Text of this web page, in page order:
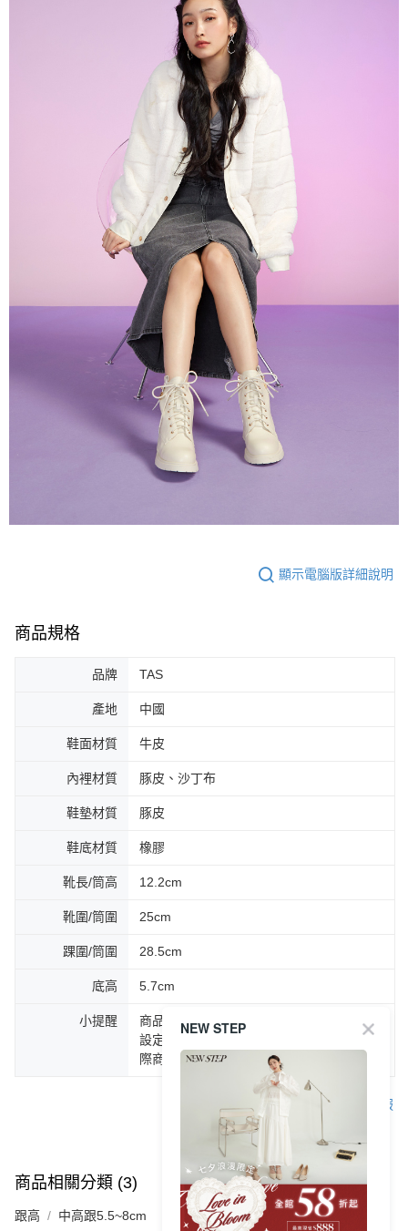
顯示電腦版詳細說明
商品規格
品牌 TAS
產地 中國
鞋面材質 牛皮
內裡材質 豚皮、沙丁布
鞋墊材質 豚皮
鞋底材質 橡膠
靴長/筒高 12.2cm
靴圍/筒圍 25cm
踝圍/筒圍 28.5cm
底高 5.7cm
小提醒
商品圖片顏色會因拍攝燈光環境或個人螢幕
設定不同，而造成部份色差現象，顏色以實
際商品為主。
客服
商品相關分類 (3) 查看全部
跟高 中高跟5.5~8cm
NEW STEP